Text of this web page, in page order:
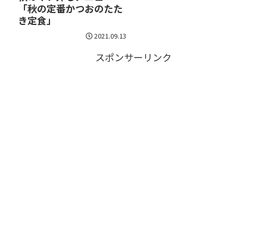
「秋の定番かつおのたた
き定食」
2021.09.13
スポンサーリンク